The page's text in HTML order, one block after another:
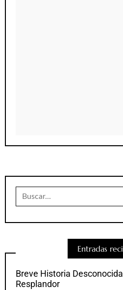
Buscar:
Entradas
Breve Historia
Resplandor